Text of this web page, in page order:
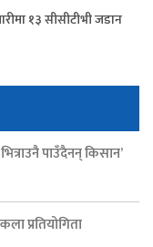
१३ सीसीटीभी जडान
पाउँदैनन् किसान’
प्रतियोगिता